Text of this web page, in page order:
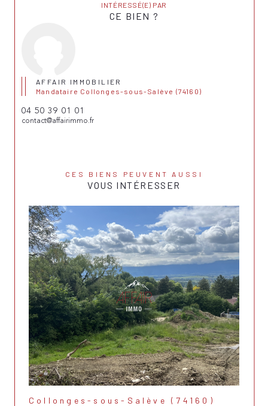
INTÉRESSÉ(E) PAR
CE BIEN ?
AFFAIR IMMOBILIER
Mandataire Collonges-sous-Salève (74160)
04 50 39 01 01
contact@affairimmo.fr
CES BIENS PEUVENT AUSSI
VOUS INTÉRESSER
Collonges-sous-Salève (74160)